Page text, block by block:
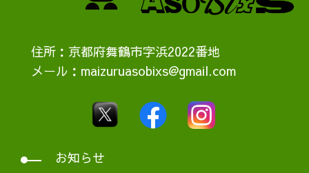
住所：京都府舞鶴市字浜2022番地
メール：maizuruasobixs@gmail.com
お知らせ